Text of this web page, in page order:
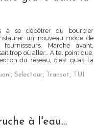
à se dépêtrer du bourbier
un nouveau mode de
Marche avant,
trop où aller… A tel point que,
du réseau, c'est quasi la
, Selectour, Transat, TUI
à l'eau…